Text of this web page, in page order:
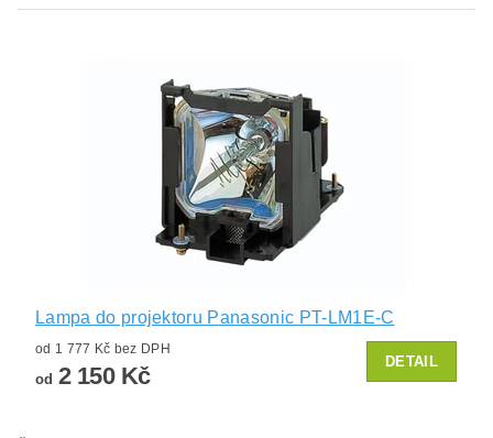
Lampa do projektoru Panasonic PT-LM1E-C
od 1 777 Kč bez DPH
od 2 150 Kč
DETAIL